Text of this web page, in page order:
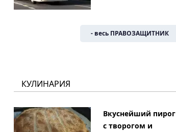
- весь ПРАВОЗАЩИТНИК
КУЛИНАРИЯ
Вкуснейший пирог
с творогом и